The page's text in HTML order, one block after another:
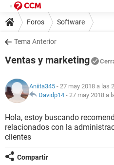
Foros Software
Tema Anterior
Ventas y marketing
Aniita345 - 27 may 2018 a las
Davidp14 - 27 may 2018 a
Hola, estoy buscando
relacionados con la
clientes
Compartir